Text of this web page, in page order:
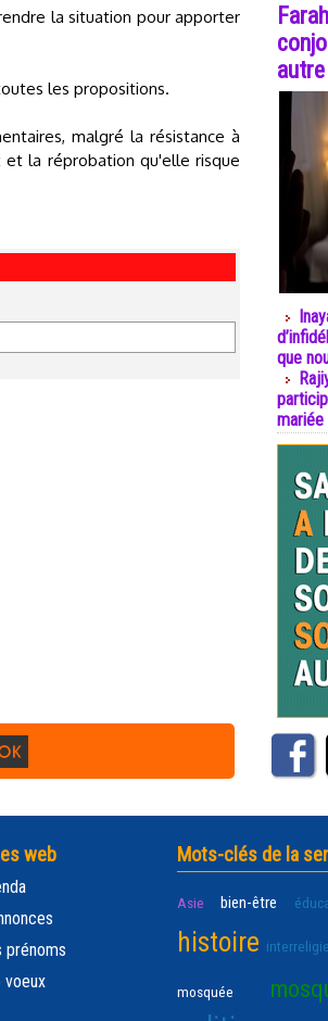
la situation pour apporter
les propositions.
malgré la résistance à
la réprobation qu'elle risque
que
mariée
web
prénoms
voeux
Mots-clés de la
Asie bien-être
histoire
mosquée